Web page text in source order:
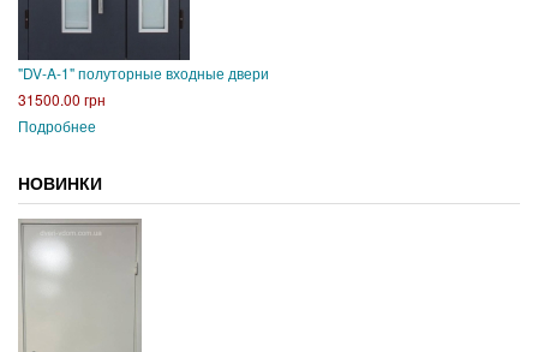
"DV-A-1" полуторные входные двери
31500.00 грн
Подробнее
НОВИНКИ